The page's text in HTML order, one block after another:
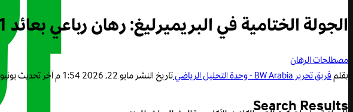
الجولة الختامية في البريميرليغ: رهان رباعي بعائد 28/1 لمباريات الأحد
مصطلحات الرهان
بقلمفريق تحرير BW Arabia - وحدة التحليل الرياضي تاريخ النشرمايو 22, 2026 1:54 م آخر تحديثيونيو 3, 2026 1:53 م
Search Results